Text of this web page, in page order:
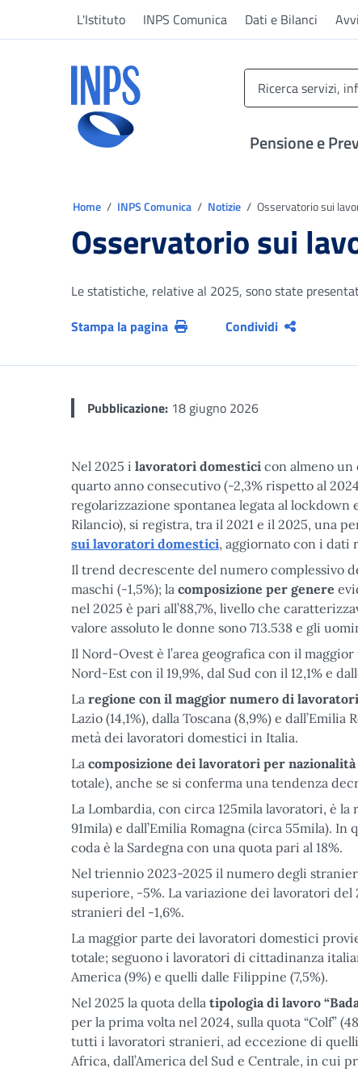
L'Istituto INPS Comunica Dati e Bilanci
Pensione e
Home INPS Comunica Notizie Osservatorio sui
Osservatorio sui
Le statistiche, relative al 2025, sono state
Stampa la pagina
Condividi
Pubblicazione: 18 giugno 2026
Nel 2025 i lavoratori domestici con almeno un
quarto anno consecutivo (-2,3% rispetto al
regolarizzazione spontanea legata al
Rilancio), si registra, tra il 2021 e il 2025, una
sui lavoratori domestici, aggiornato con i dati
Il trend decrescente del numero complessivo
maschi (-1,5%); la composizione per genere
nel 2025 è pari all’88,7%, livello che
valore assoluto le donne sono 713.538 e gli
Il Nord-Ovest è l’area geografica con il
Nord-Est con il 19,9%, dal Sud con il 12,1% e
La regione con il maggior numero di
Lazio (14,1%), dalla Toscana (8,9%) e
metà dei lavoratori domestici in Italia.
La composizione dei lavoratori per nazionalità
totale), anche se si conferma una tendenza
La Lombardia, con circa 125mila lavoratori, è
91mila) e dall’Emilia Romagna (circa 55mila).
coda è la Sardegna con una quota pari al 18%.
Nel triennio 2023-2025 il numero degli
superiore, -5%. La variazione dei lavoratori
stranieri del -1,6%.
La maggior parte dei lavoratori domestici
totale; seguono i lavoratori di cittadinanza
America (9%) e quelli dalle Filippine (7,5%).
Nel 2025 la quota della tipologia di lavoro
per la prima volta nel 2024, sulla quota “Colf”
tutti i lavoratori stranieri, ad eccezione di quelli
Africa, dall’America del Sud e Centrale, in cui